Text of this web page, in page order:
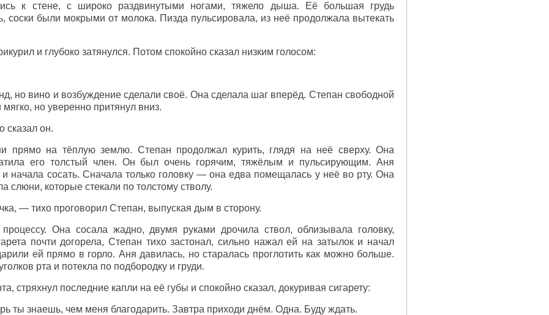
к стене, с широко раздвинутыми ногами, тяжело дыша. Её большая грудь
соски были мокрыми от молока. Пизда пульсировала, из неё продолжала вытекать
и глубоко затянулся. Потом спокойно сказал низким голосом:
но вино и возбуждение сделали своё. Она сделала шаг вперёд. Степан свободной
мягко, но уверенно притянул вниз.
сказал он.
прямо на тёплую землю. Степан продолжал курить, глядя на неё сверху. Она
его толстый член. Он был очень горячим, тяжёлым и пульсирующим. Аня
и начала сосать. Сначала только головку — она едва помещалась у неё во рту. Она
слюни, которые стекали по толстому стволу.
— тихо проговорил Степан, выпуская дым в сторону.
Она сосала жадно, двумя руками дрочила ствол, облизывала головку,
почти догорела, Степан тихо застонал, сильно нажал ей на затылок и начал
ей прямо в горло. Аня давилась, но старалась проглотить как можно больше.
рта и потекла по подбородку и груди.
стряхнул последние капли на её губы и спокойно сказал, докуривая сигарету:
ты знаешь, чем меня благодарить. Завтра приходи днём. Одна. Буду ждать.